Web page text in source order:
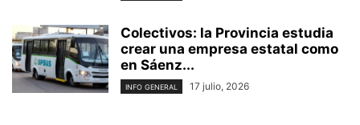
Colectivos: la Provincia estudia
crear una empresa estatal como
en Sáenz...
INFO GENERAL 17 julio, 2026